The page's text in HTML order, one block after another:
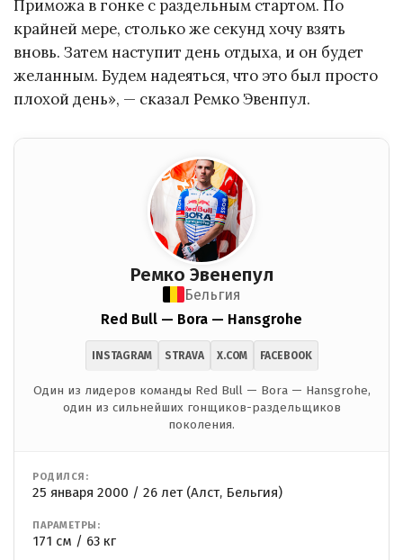
Приможа в гонке с раздельным стартом. По
крайней мере, столько же секунд хочу взять
вновь. Затем наступит день отдыха, и он будет
желанным. Будем надеяться, что это был просто
плохой день», — сказал Ремко Эвенпул.
Ремко Эвенепул
Бельгия
Red Bull — Bora — Hansgrohe
INSTAGRAM STRAVA X.COM FACEBOOK
Один из лидеров команды Red Bull — Bora — Hansgrohe,
один из сильнейших гонщиков-раздельщиков
поколения.
РОДИЛСЯ:
25 января 2000 / 26 лет (Алст, Бельгия)
ПАРАМЕТРЫ:
171 см / 63 кг